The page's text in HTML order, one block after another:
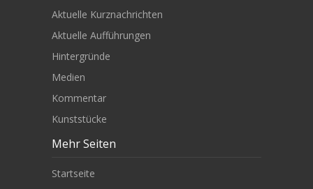
Aktuelle Kurznachrichten
Aktuelle Aufführungen
Hintergründe
Medien
Kommentar
Kunststücke
Mehr Seiten
Startseite